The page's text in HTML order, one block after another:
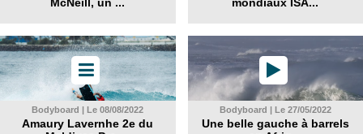
Bodyboard | Le 08/08/2022
Amaury Lavernhe 2e du
Bodyboard | Le 27/05/2022
Une belle gauche à barrels